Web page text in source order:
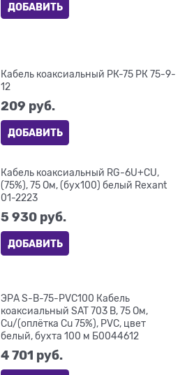
ДОБАВИТЬ
Кабель коаксиальный РК-75 РК 75-9-
12
209 руб.
ДОБАВИТЬ
Кабель коаксиальный RG-6U+CU,
(75%), 75 Ом, (бух100) белый Rexant
01-2223
5 930 руб.
ДОБАВИТЬ
ЭРА S-B-75-PVC100 Кабель
коаксиальный SAT 703 B, 75 Ом,
Cu/(оплётка Cu 75%), PVC, цвет
белый, бухта 100 м Б0044612
4 701 руб.